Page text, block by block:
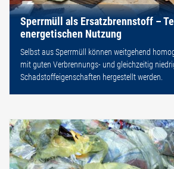
Sperrmüll als Ersatzbrennstoff –
energetischen Nutzung
Selbst aus Sperrmüll können weitgehend
mit guten Verbrennungs- und gleichzeitig
Schadstoffeigenschaften hergestellt werden.